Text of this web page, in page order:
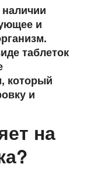
и
таблеток
который
и
на